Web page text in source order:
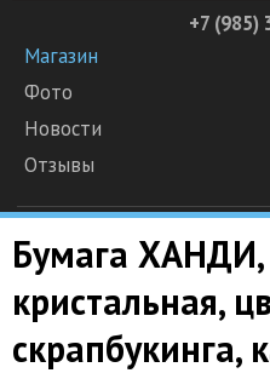
+7 (985)
Магазин
Фото
Новости
Отзывы
Бумага ХАНДИ,
кристальная,
скрапбукинга,